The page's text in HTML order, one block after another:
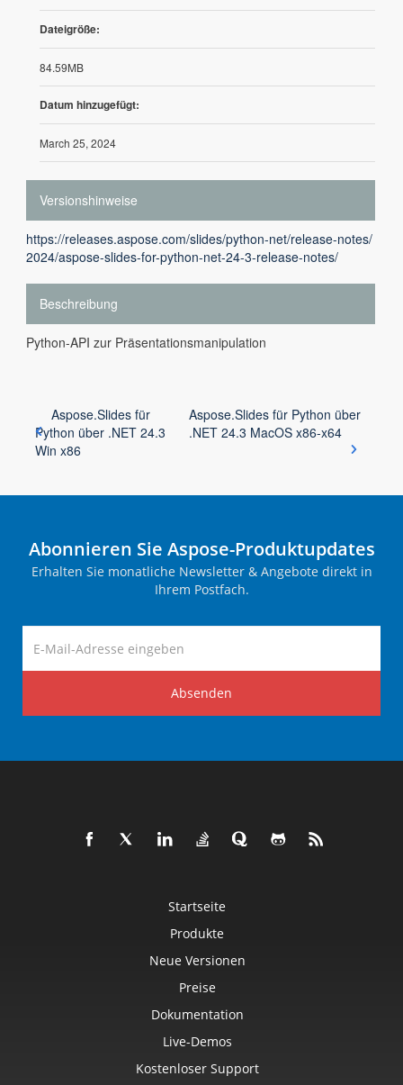
Dateigröße:
84.59MB
Datum hinzugefügt:
March 25, 2024
Versionshinweise
https://releases.aspose.com/slides/python-net/release-notes/
2024/aspose-slides-for-python-net-24-3-release-notes/
Beschreibung
Python-API zur Präsentationsmanipulation
Aspose.Slides für
Python über .NET 24.3
Win x86
Aspose.Slides für Python über
.NET 24.3 MacOS x86-x64
Abonnieren Sie Aspose-Produktupdates
Erhalten Sie monatliche Newsletter & Angebote direkt in
Ihrem Postfach.
Absenden
Startseite
Produkte
Neue Versionen
Preise
Dokumentation
Live-Demos
Kostenloser Support